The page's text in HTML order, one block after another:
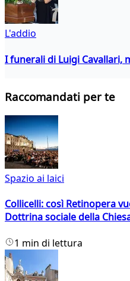
L'addio
I funerali di Luigi Cavallari,
Raccomandati per te
Spazio ai laici
Collicelli: così Retinopera
Dottrina sociale della
1 min di lettura